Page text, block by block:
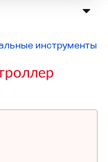
инструменты